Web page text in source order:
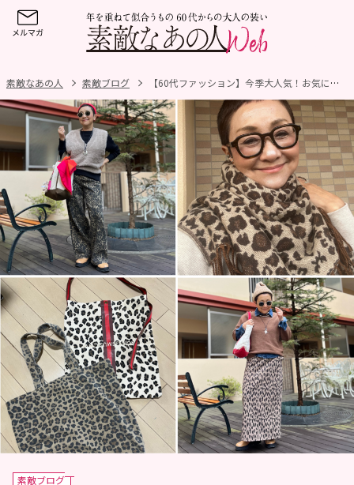
素敵なあの人 素敵ブログ 【60代ファッション】今季大人気！お気に入り「ヒョウ柄」アイテムと着こなしを大公開！
素敵ブログ